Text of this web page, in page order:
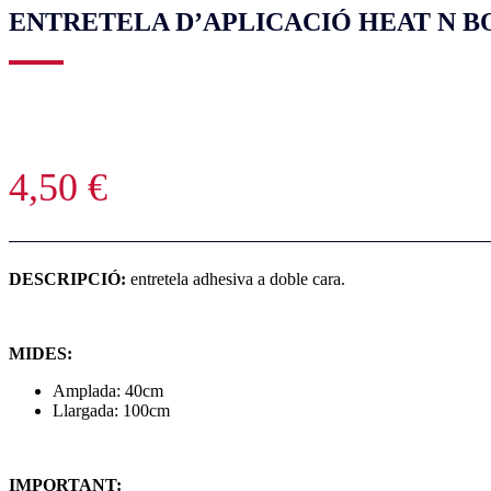
ENTRETELA D’APLICACIÓ HEAT N
4,50 €
DESCRIPCIÓ: entretela adhesiva a doble cara.
MIDES:
Amplada: 40cm
Llargada: 100cm
IMPORTANT: